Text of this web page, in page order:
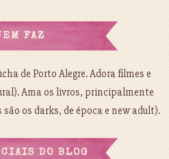
FAZ
de Porto Alegre. Adora filmes e
Ama os livros, principalmente
os darks, de época e new adult).
DO BLOG